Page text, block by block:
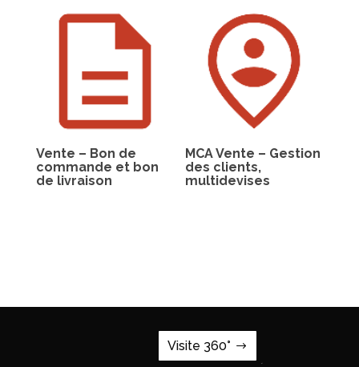
Vente – Bon de
commande et bon
de livraison
MCA Vente – Gestion
des clients,
multidevises
Visite 360°